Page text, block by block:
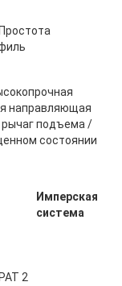
направляющая
рычаг подъема /
состоянии
Имперская
система
2